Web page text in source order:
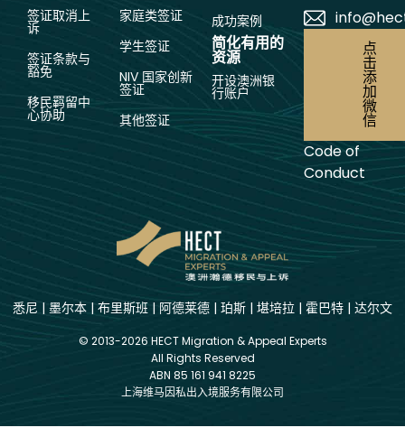
签证取消上
诉
签证条款与
豁免
移民羁留中
心协助
家庭类签证
学生签证
NIV 国家创新
签证
其他签证
成功案例
简化有用的
资源
开设澳洲银
行账户
点
击
添
加
微
信
Code of
Conduct
悉尼 | 墨尔本 | 布里斯班 | 阿德莱德 | 珀斯 | 堪培拉 | 霍巴特 | 达尔文
© 2013-2026 HECT Migration & Appeal Experts
All Rights Reserved
ABN 85 161 941 8225
上海维马因私出入境服务有限公司